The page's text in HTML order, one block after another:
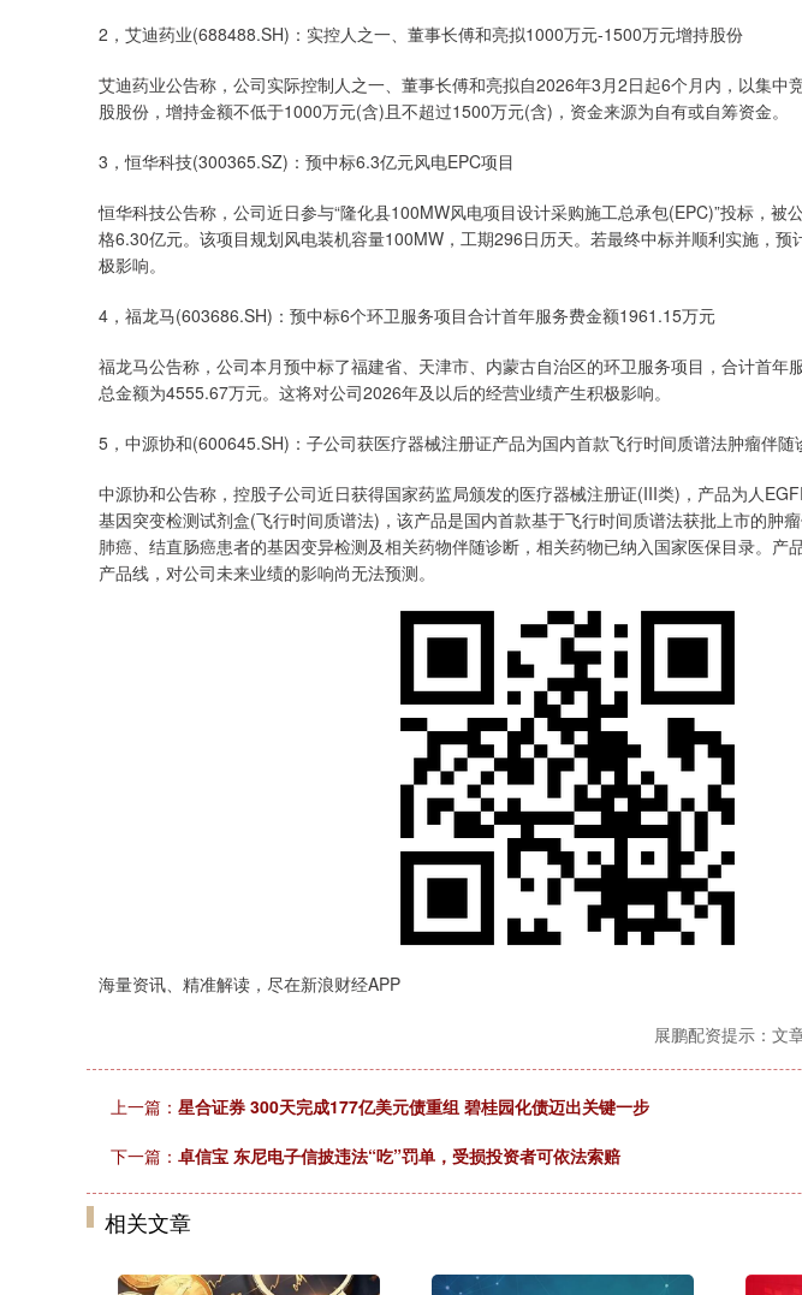
2，艾迪药业(688488.SH)：实控人之一、董事长傅和亮拟1000万元-1500万元增持股份
艾迪药业公告称，公司实际控制人之一、董事长傅和亮拟自2026年3月2日起6个月内，以集中
股股份，增持金额不低于1000万元(含)且不超过1500万元(含)，资金来源为自有或自筹资金。
3，恒华科技(300365.SZ)：预中标6.3亿元风电EPC项目
恒华科技公告称，公司近日参与“隆化县100MW风电项目设计采购施工总承包(EPC)”投标，被
格6.30亿元。该项目规划风电装机容量100MW，工期296日历天。若最终中标并顺利实施，预
极影响。
4，福龙马(603686.SH)：预中标6个环卫服务项目合计首年服务费金额1961.15万元
福龙马公告称，公司本月预中标了福建省、天津市、内蒙古自治区的环卫服务项目，合计首年
总金额为4555.67万元。这将对公司2026年及以后的经营业绩产生积极影响。
5，中源协和(600645.SH)：子公司获医疗器械注册证产品为国内首款飞行时间质谱法肿瘤伴随
中源协和公告称，控股子公司近日获得国家药监局颁发的医疗器械注册证(III类)，产品为人
基因突变检测试剂盒(飞行时间质谱法)，该产品是国内首款基于飞行时间质谱法获批上市的肿
肺癌、结直肠癌患者的基因变异检测及相关药物伴随诊断，相关药物已纳入国家医保目录。产
产品线，对公司未来业绩的影响尚无法预测。
海量资讯、精准解读，尽在新浪财经APP
展鹏配资提示：文
上一篇： 星合证券 300天完成177亿美元债重组 碧桂园化债迈出关键一步
下一篇： 卓信宝 东尼电子信披违法“吃”罚单，受损投资者可依法索赔
相关文章